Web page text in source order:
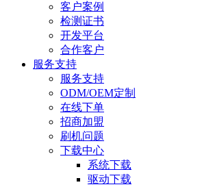
客户案例
检测证书
开发平台
合作客户
服务支持
服务支持
ODM/OEM定制
在线下单
招商加盟
刷机问题
下载中心
系统下载
驱动下载